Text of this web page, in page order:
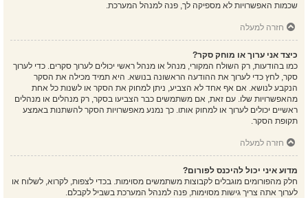
שכמות האפשרויות לא מספיקה לך, פנה למנהל המערכת.
חזרה למעלה
כיצד אני ערוך או מוחק סקר?
כמו בהודעות, רק השולח המקורי, מנהל או מנהל ראשי יכולים לערוך סקרים. כדי לערוך
סקר, לחץ כדי לערוך את ההודעה הראשונה בנושא. היא תמיד מכילה את הסקר
הנקבע לנושא. אם אף אחד לא הצביע, ניתן למחוק את הסקר או לשנות כל אחת
מהאפשרויות שלו. עם זאת, אם משתמשים כבר הצביעו בסקר, רק מנהלים או מנהלים
ראשיים יכולים לערוך או למחוק אותו. כך נמנע מאפשרויות הסקר להשתנות באמצע
תקופת הסקר.
חזרה למעלה
מדוע איני יכול להיכנס לפורום?
חלק מהפורומים מוגבלים לקבוצות משתמשים מסוימות. בכדי לצפות, לקרוא, לשלוח או
לערוך אתה צריך גישות מסוימות, פנה למנהל המערכת בשביל לקבלם.